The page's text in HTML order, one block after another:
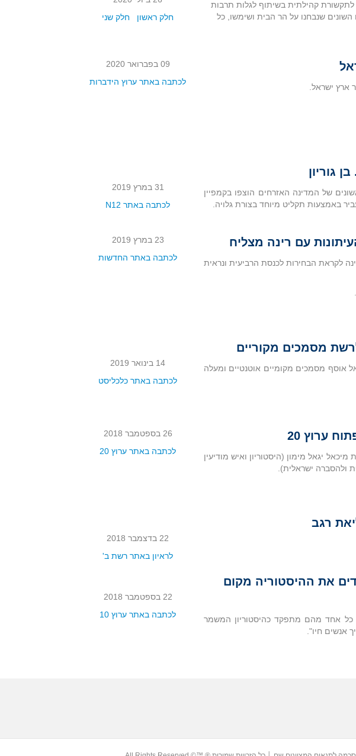
קהילתית בשיתוף לגלות תרבות
ומרכז תוכן לגמלאים על חמשת (5) המבנים השונים שנבחנו על הר הבית ושימשו, כל
חלק ראשון
חלק שני
ארץ ישראל.
09 בפברואר 2020
לכתבה באתר ערוץ הידברות
גוריון
של המדינה האזרחים הוצפו בקמפיין
באמצעות תקליט מיוחד בצורת גלויה.
31 במרץ 2019
לכתבה באתר N12
עם רינה מצליח
לקראת הבחירות לכנסת הרביעית ונראית
23 במרץ 2019
לכתבה באתר החדשות
מסמכים מקוריים
גמליאל אוסף מסמכים מקומיים אוטנטיים ומעלה
14 בינואר 2019
לכתבה באתר כלכליסט
ערוץ 20
גולן באולפן הפתוח בערוץ 20 בהשתתפות מיכאל יגאל מימון (היסטוריון ואיש מודיעין
ולהסברה ישראלית).
26 בספטמבר 2018
לכתבה באתר ערוץ 20
רגב
22 בדצמבר 2018
לראיון באתר רשת ב'
את ההיסטוריה מקום
כל אחד מהם מתפקד כהיסטוריון המשמר
אנשים חיו".
22 בספטמבר 2018
לכתבה באתר ערוץ 10